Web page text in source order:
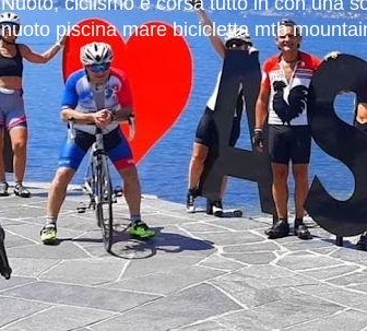
nuoto piscina mare bicicletta mtb